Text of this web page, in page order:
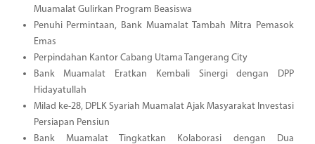
Muamalat Gulirkan Program Beasiswa
Penuhi Permintaan, Bank Muamalat Tambah Mitra Pemasok
Emas
Perpindahan Kantor Cabang Utama Tangerang City
Bank Muamalat Eratkan Kembali Sinergi dengan DPP
Hidayatullah
Milad ke-28, DPLK Syariah Muamalat Ajak Masyarakat Investasi
Persiapan Pensiun
Bank Muamalat Tingkatkan Kolaborasi dengan Dua